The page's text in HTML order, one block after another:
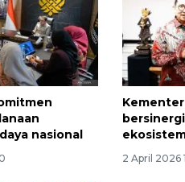
nasional
2 April 2026